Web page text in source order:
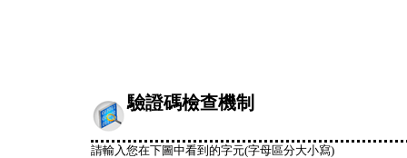
驗證碼檢查機制
請輸入您在下圖中看到的字元(字母區分大小寫)